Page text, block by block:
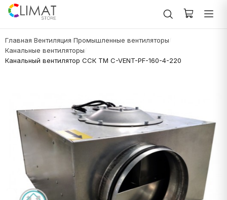
Главная Вентиляция Промышленные вентиляторы
Канальные вентиляторы
Канальный вентилятор ССК ТМ C-VENT-PF-160-4-220